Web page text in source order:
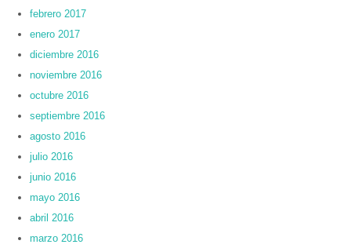
febrero 2017
enero 2017
diciembre 2016
noviembre 2016
octubre 2016
septiembre 2016
agosto 2016
julio 2016
junio 2016
mayo 2016
abril 2016
marzo 2016